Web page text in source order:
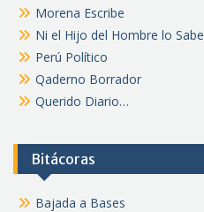
Morena Escribe
Ni el Hijo del Hombre lo Sabe
Perú Político
Qaderno Borrador
Querido Diario…
Bitácoras
Bajada a Bases